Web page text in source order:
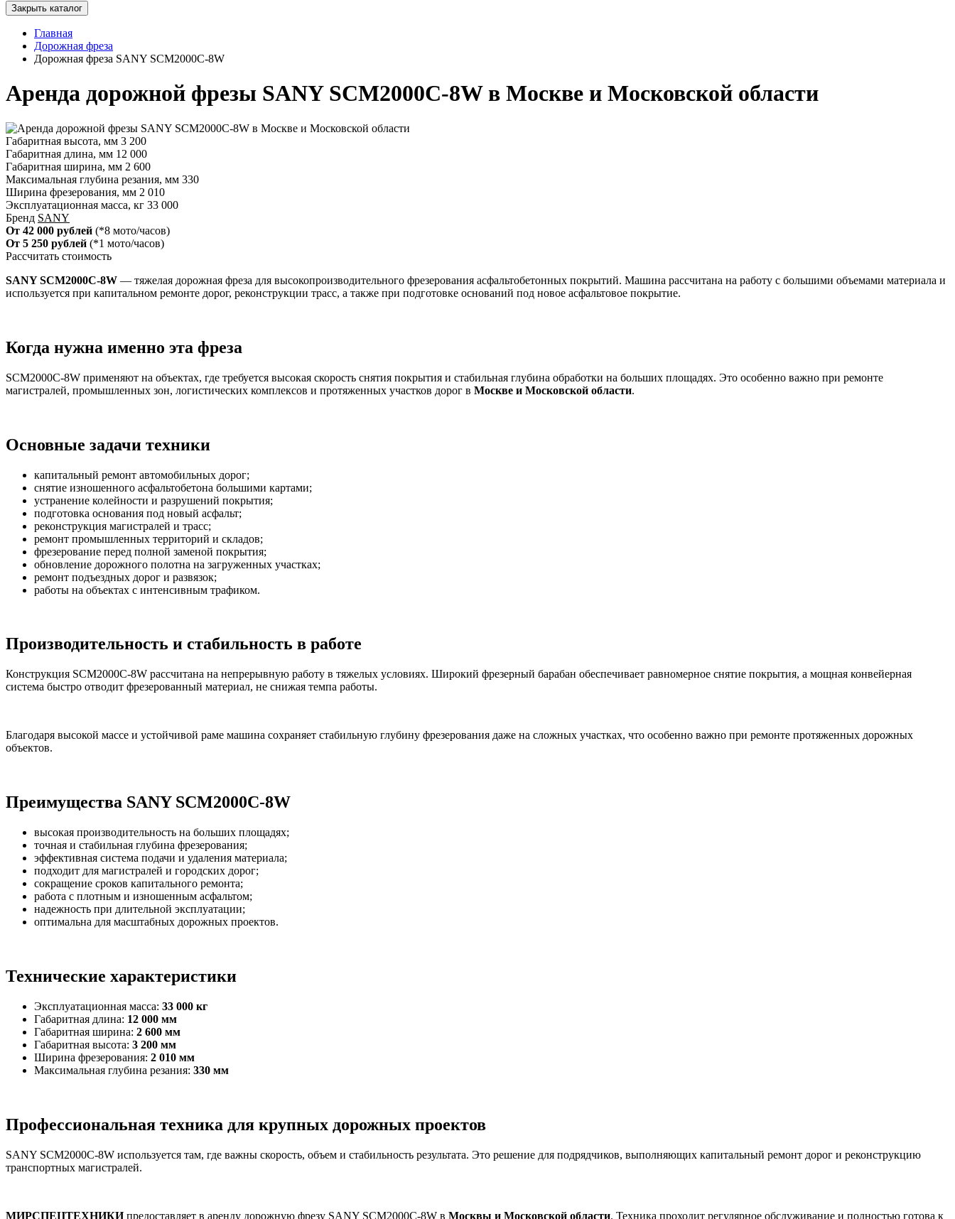
Закрыть каталог
Главная
Дорожная фреза
Дорожная фреза SANY SCM2000C-8W
Аренда дорожной фрезы SANY SCM2000C-8W в Москве и Московской области
Габаритная высота, мм 3 200
Габаритная длина, мм 12 000
Габаритная ширина, мм 2 600
Максимальная глубина резания, мм 330
Ширина фрезерования, мм 2 010
Эксплуатационная масса, кг 33 000
Бренд SANY
От 42 000 рублей (*8 мото/часов)
От 5 250 рублей (*1 мото/часов)
Рассчитать стоимость
SANY SCM2000C-8W — тяжелая дорожная фреза для высокопроизводительного фрезерования асфальтобетонных покрытий. Машина рассчитана на работу с большими объемами материала и
используется при капитальном ремонте дорог, реконструкции трасс, а также при подготовке оснований под новое асфальтовое покрытие.
Когда нужна именно эта фреза
SCM2000C-8W применяют на объектах, где требуется высокая скорость снятия покрытия и стабильная глубина обработки на больших площадях. Это особенно важно при ремонте
магистралей, промышленных зон, логистических комплексов и протяженных участков дорог в Москве и Московской области.
Основные задачи техники
капитальный ремонт автомобильных дорог;
снятие изношенного асфальтобетона большими картами;
устранение колейности и разрушений покрытия;
подготовка основания под новый асфальт;
реконструкция магистралей и трасс;
ремонт промышленных территорий и складов;
фрезерование перед полной заменой покрытия;
обновление дорожного полотна на загруженных участках;
ремонт подъездных дорог и развязок;
работы на объектах с интенсивным трафиком.
Производительность и стабильность в работе
Конструкция SCM2000C-8W рассчитана на непрерывную работу в тяжелых условиях. Широкий фрезерный барабан обеспечивает равномерное снятие покрытия, а мощная конвейерная
система быстро отводит фрезерованный материал, не снижая темпа работы.
Благодаря высокой массе и устойчивой раме машина сохраняет стабильную глубину фрезерования даже на сложных участках, что особенно важно при ремонте протяженных дорожных
объектов.
Преимущества SANY SCM2000C-8W
высокая производительность на больших площадях;
точная и стабильная глубина фрезерования;
эффективная система подачи и удаления материала;
подходит для магистралей и городских дорог;
сокращение сроков капитального ремонта;
работа с плотным и изношенным асфальтом;
надежность при длительной эксплуатации;
оптимальна для масштабных дорожных проектов.
Технические характеристики
Эксплуатационная масса: 33 000 кг
Габаритная длина: 12 000 мм
Габаритная ширина: 2 600 мм
Габаритная высота: 3 200 мм
Ширина фрезерования: 2 010 мм
Максимальная глубина резания: 330 мм
Профессиональная техника для крупных дорожных проектов
SANY SCM2000C-8W используется там, где важны скорость, объем и стабильность результата. Это решение для подрядчиков, выполняющих капитальный ремонт дорог и реконструкцию
транспортных магистралей.
МИРСПЕЦТЕХНИКИпредоставляет в аренду дорожную фрезу SANY SCM2000C-8W в Москвы и Московской области. Техника проходит регулярное обслуживание и полностью готова к